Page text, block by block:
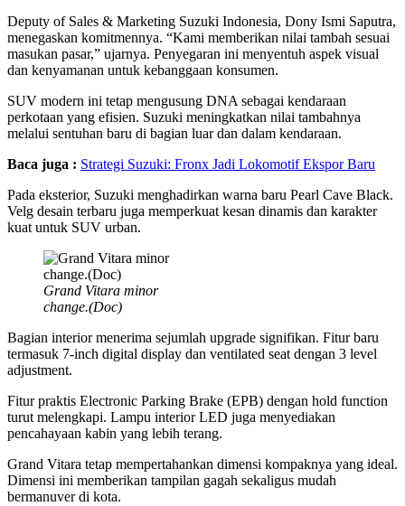
Deputy of Sales & Marketing Suzuki Indonesia, Dony Ismi Saputra,
menegaskan komitmennya. “Kami memberikan nilai tambah sesuai
masukan pasar,” ujarnya. Penyegaran ini menyentuh aspek visual
dan kenyamanan untuk kebanggaan konsumen.
SUV modern ini tetap mengusung DNA sebagai kendaraan
perkotaan yang efisien. Suzuki meningkatkan nilai tambahnya
melalui sentuhan baru di bagian luar dan dalam kendaraan.
Baca juga : Strategi Suzuki: Fronx Jadi Lokomotif Ekspor Baru
Pada eksterior, Suzuki menghadirkan warna baru Pearl Cave Black.
Velg desain terbaru juga memperkuat kesan dinamis dan karakter
kuat untuk SUV urban.
Grand Vitara minor
change.(Doc)
Bagian interior menerima sejumlah upgrade signifikan. Fitur baru
termasuk 7-inch digital display dan ventilated seat dengan 3 level
adjustment.
Fitur praktis Electronic Parking Brake (EPB) dengan hold function
turut melengkapi. Lampu interior LED juga menyediakan
pencahayaan kabin yang lebih terang.
Grand Vitara tetap mempertahankan dimensi kompaknya yang ideal.
Dimensi ini memberikan tampilan gagah sekaligus mudah
bermanuver di kota.